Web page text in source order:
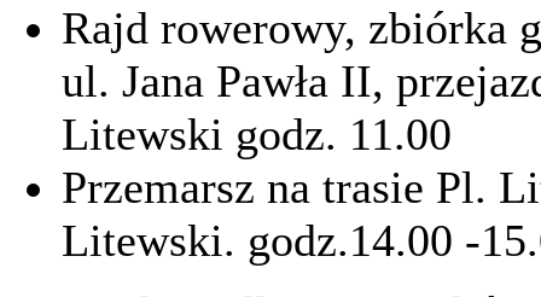
Rajd rowerowy, zbiórka
ul. Jana Pawła II,
Litewski godz. 11.00
Przemarsz na trasie Pl.
Litewski. godz.14.00 -